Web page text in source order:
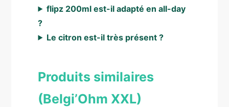
flipz 200ml est-il adapté en all-day
?
Le citron est-il très présent ?
Produits similaires
(Belgi’Ohm XXL)